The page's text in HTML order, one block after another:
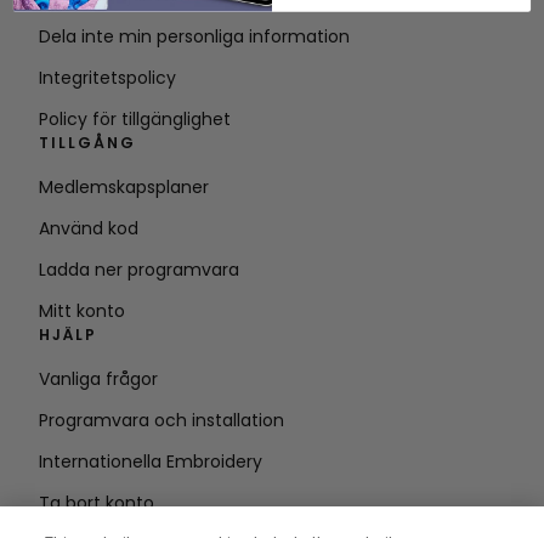
Dela inte min personliga information
Integritetspolicy
Policy för tillgänglighet
TILLGÅNG
Medlemskapsplaner
Använd kod
Ladda ner programvara
Mitt konto
HJÄLP
Vanliga frågor
Programvara och installation
Internationella Embroidery
Ta bort konto